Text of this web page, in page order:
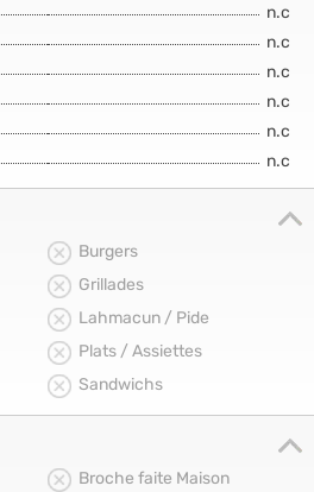
n.c
n.c
n.c
n.c
n.c
n.c
Burgers
Grillades
Lahmacun / Pide
Plats / Assiettes
Sandwichs
Broche faite Maison